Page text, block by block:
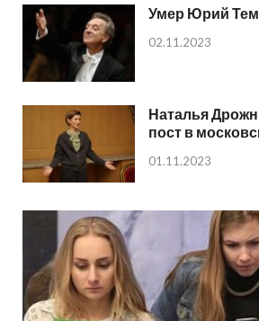
Умер Юрий
02.11.2023
Наталья
пост в
01.11.2023